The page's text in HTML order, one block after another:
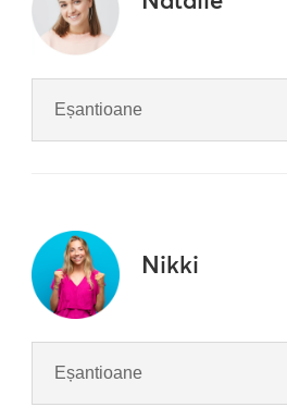
Eșantioane
Nikki
Eșantioane